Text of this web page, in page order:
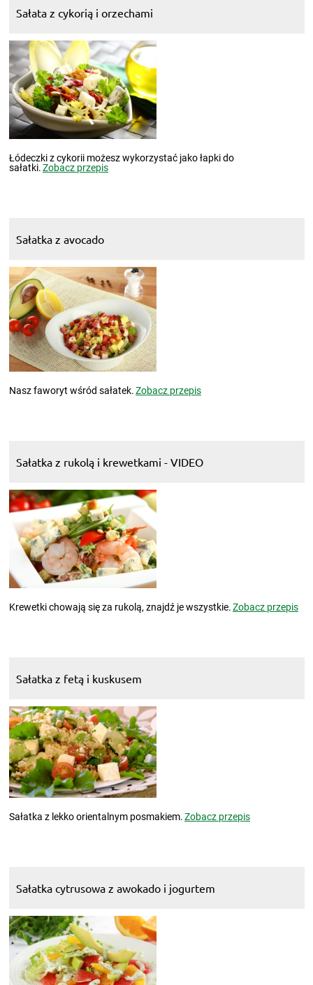
Sałata z cykorią i orzechami
Łódeczki z cykorii możesz wykorzystać jako łapki do
sałatki.Zobacz przepis
Sałatka z avocado
Nasz faworyt wśród sałatek.Zobacz przepis
Sałatka z rukolą i krewetkami - VIDEO
Krewetki chowają się za rukolą, znajdź je wszystkie.Zobacz przepis
Sałatka z fetą i kuskusem
Sałatka z lekko orientalnym posmakiem.Zobacz przepis
Sałatka cytrusowa z awokado i jogurtem